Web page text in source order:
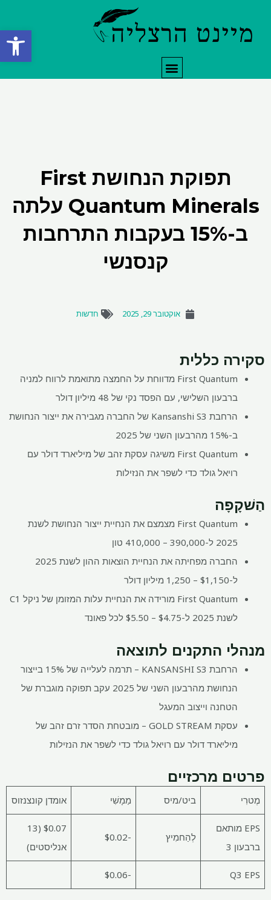
פתח
תפריט
תפוקת הנחושת First
Quantum Minerals עלתה
ב-15% בעקבות התרחבות
קנסנשי
אוקטובר 29, 2025 חדשות
סקירה כללית
First Quantum מדווחת על החמצה מתואמת לרווח למניה
ברבעון השלישי, עם הפסד נקי של 48 מיליון דולר
הרחבת Kansanshi S3 של החברה מגבירה את ייצור הנחושת
ב-15% מהרבעון השני של 2025
First Quantum משיגה עסקת זהב של מיליארד דולר עם
רויאל גולד כדי לשפר את הנזילות
הַשׁקָפָה
First Quantum מצמצם את הנחיית ייצור הנחושת לשנת
2025 ל-390,000 – 410,000 טון
החברה מפחיתה את הנחיית הוצאות ההון לשנת 2025
ל-$1,150 – 1,250 מיליון דולר
First Quantum מורידה את הנחיית עלות המזומן של ניקל C1
לשנת 2025 ל-$4.75 – $5.50 לכל פאונד
מנהלי התקנים לתוצאה
הרחבת KANSANSHI S3 – תרמה לעלייה של 15% בייצור
הנחושת מהרבעון השני של 2025 עקב תפוקה מוגברת של
הטחנה וייצוב המעגל
עסקת GOLD STREAM – מובטחת הסדר זרם זהב של
מיליארד דולר עם רויאל גולד כדי לשפר את הנזילות
פרטים מרכזיים
מֶטרִי ביט/מיס מַמָשִׁי אומדן קונצנזוס
EPS מותאם
ברבעון 3
לְהַחמִיץ -$0.02
$0.07 (13
אנליסטים)
Q3 EPS
-$0.06